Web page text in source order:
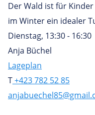
Der Wald ist für
im Winter ein idealer
Dienstag, 13:30 - 16:30
Anja Büchel
Lageplan
T+423 782 52 85